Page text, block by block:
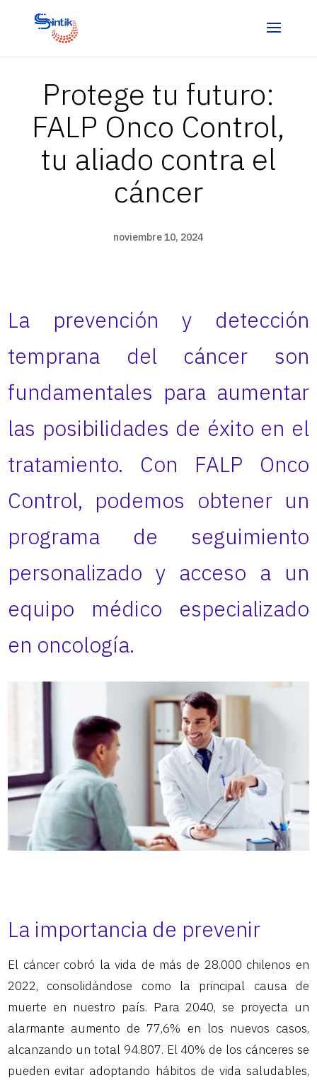
Protege tu futuro:
FALP Onco Control,
tu aliado contra el
cáncer
noviembre 10, 2024
La prevención y detección
temprana del cáncer son
fundamentales para aumentar
las posibilidades de éxito en el
tratamiento. Con FALP Onco
Control, podemos obtener un
programa de seguimiento
personalizado y acceso a un
equipo médico especializado
en oncología.
La importancia de prevenir
El cáncer cobró la vida de más de 28.000 chilenos en
2022, consolidándose como la principal causa de
muerte en nuestro país. Para 2040, se proyecta un
alarmante aumento de 77,6% en los nuevos casos,
alcanzando un total 94.807. El 40% de los cánceres se
pueden evitar adoptando hábitos de vida saludables,